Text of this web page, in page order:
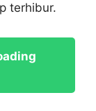
terhibur.